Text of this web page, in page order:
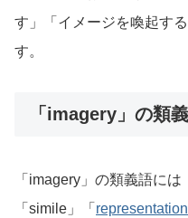
す」「イメージを喚起す
す。
「imagery」の類
「imagery」の類義語には
「simile」「 representation